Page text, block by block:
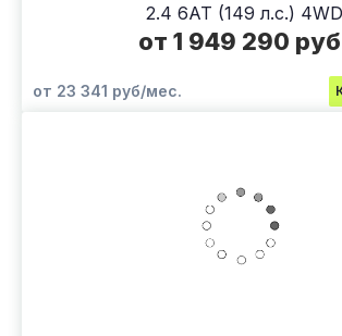
2.4 6АТ (149 л.с.) 4WD
от 1 949 290
от 23 341 руб/мес.